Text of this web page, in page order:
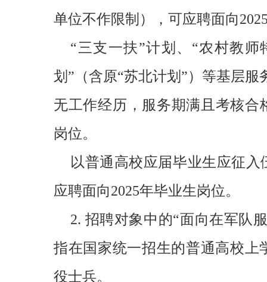
单位不作限制），可应聘面向
“三支一扶”计划、“农村教
划”（含原“苏北计划”）等基层
无工作经历，服务期满且考核合
岗位。
以普通高校应届毕业生应征
应聘面向2025年毕业生岗位。
2. 招聘对象中的“面向在军队
指在国家统一招生的普通高校上
役士兵。